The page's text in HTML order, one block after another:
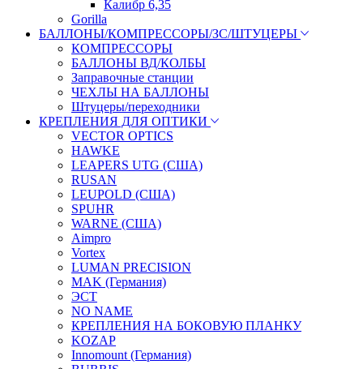
Калибр 6,35
Gorilla
БАЛЛОНЫ/КОМПРЕССОРЫ/ЗС/ШТУЦЕРЫ
КОМПРЕССОРЫ
БАЛЛОНЫ ВД/КОЛБЫ
Заправочные станции
ЧЕХЛЫ НА БАЛЛОНЫ
Штуцеры/переходники
КРЕПЛЕНИЯ ДЛЯ ОПТИКИ
VECTOR OPTICS
HAWKE
LEAPERS UTG (США)
RUSAN
LEUPOLD (США)
SPUHR
WARNE (США)
Aimpro
Vortex
LUMAN PRECISION
MAK (Германия)
ЭСТ
NO NAME
КРЕПЛЕНИЯ НА БОКОВУЮ ПЛАНКУ
KOZAP
Innomount (Германия)